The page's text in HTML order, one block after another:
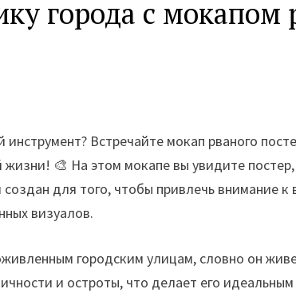
города с мокапом
Встречайте мокап рваного
🎨 На этом мокапе вы увидите
для того, чтобы привлечь внимание
визуалов.
городским улицам, словно он
и остроты, что делает его